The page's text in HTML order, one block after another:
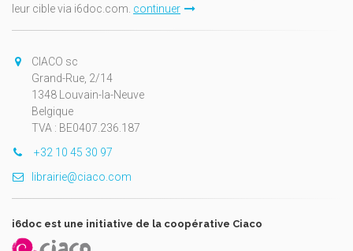
leur cible via i6doc.com. continuer
CIACO sc
Grand-Rue, 2/14
1348 Louvain-la-Neuve
Belgique
TVA : BE0407.236.187
+32 10 45 30 97
librairie@ciaco.com
i6doc est une initiative de la coopérative Ciaco